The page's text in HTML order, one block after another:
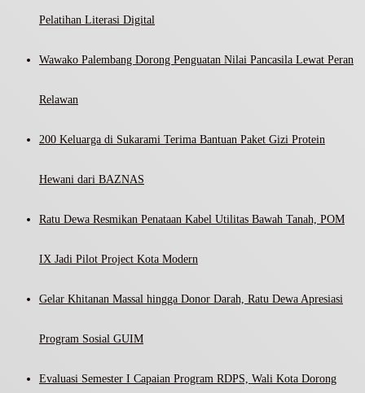
Pelatihan Literasi Digital
Wawako Palembang Dorong Penguatan Nilai Pancasila Lewat Peran
Relawan
200 Keluarga di Sukarami Terima Bantuan Paket Gizi Protein
Hewani dari BAZNAS
Ratu Dewa Resmikan Penataan Kabel Utilitas Bawah Tanah, POM
IX Jadi Pilot Project Kota Modern
Gelar Khitanan Massal hingga Donor Darah, Ratu Dewa Apresiasi
Program Sosial GUIM
Evaluasi Semester I Capaian Program RDPS, Wali Kota Dorong